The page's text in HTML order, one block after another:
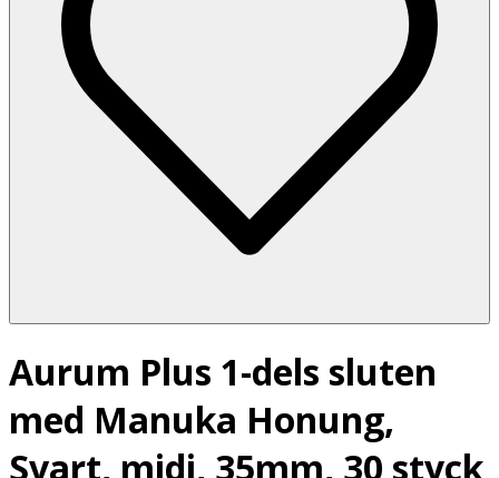
Aurum Plus 1-dels sluten
med Manuka Honung,
Svart, midi, 35mm, 30 styck